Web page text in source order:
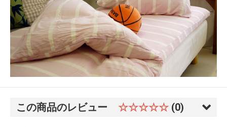
この商品のレビュー ☆☆☆☆☆ (0)